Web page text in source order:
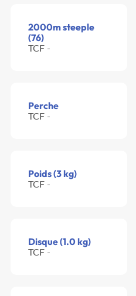
2000m steeple
(76)
TCF -
Perche
TCF -
Poids (3 kg)
TCF -
Disque (1.0 kg)
TCF -